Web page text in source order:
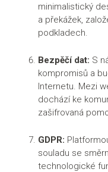
(PageRank a
tak, že jej
používat bez
Netřeba platit
bude objevovat
Data o chování
málo přes 800
nespokojenost s
jinam za lepším) je
minimalistický
a překážek,
podkladech.
Bezpěčí dat: S
kompromisů a
Internetu. Mezi
dochází ke
zašifrovaná
GDPR:
souladu se
technologické